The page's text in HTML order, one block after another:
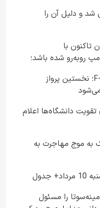
به ایران شد و دلیل آن را
تاکنون با
روبه‌رو شده باشد؛
جنگنده نسل ششم آمریکا F-۴۷؛ نخستین پرواز
دانشگاه‌ها اعلام
به موج مهاجرت به
را مسئول